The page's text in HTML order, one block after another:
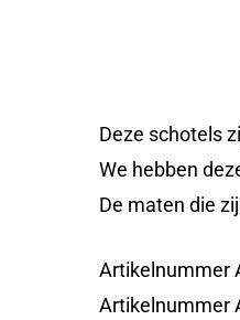
Deze schotels
We hebben
De maten die
Artikelnummer
Artikelnummer